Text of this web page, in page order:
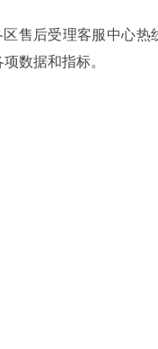
售后受理客服中心热
数据和指标。